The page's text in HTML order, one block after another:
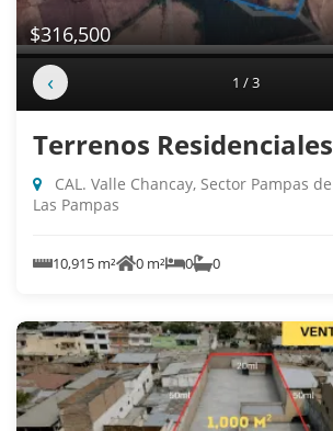
$316,500
‹ 1 / 3
Terrenos Residenciales
Las Pampas
10,915 m² 0 m² 0 0